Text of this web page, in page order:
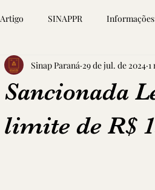
Artigo SINAPPR Informações
Sancionada
limite de R$
Sinap Paraná 29 de jul. de 2024 1